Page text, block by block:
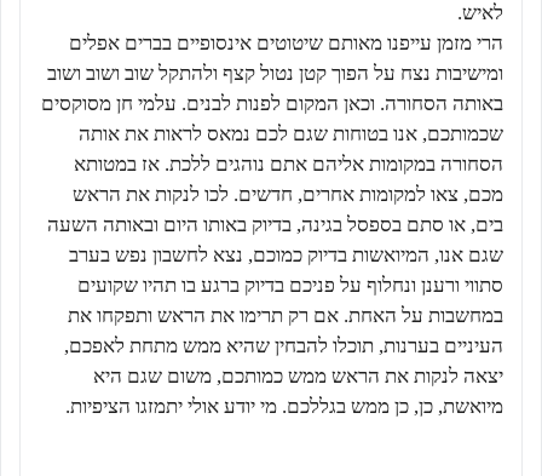
לאיש.
הרי מזמן עייפנו מאותם שיטוטים אינסופיים בברים אפלים
ומישיבות נצח על הפוך קטן נטול קצף ולהתקל שוב ושוב ושוב
באותה הסחורה. וכאן המקום לפנות לבנים. עלמי חן מסוקסים
שכמותכם, אנו בטוחות שגם לכם נמאס לראות את אותה
הסחורה במקומות אליהם אתם נוהגים ללכת. אז במטותא
מכם, צאו למקומות אחרים, חדשים. לכו לנקות את הראש
בים, או סתם בספסל בגינה, בדיוק באותו היום ובאותה השעה
שגם אנו, המיואשות בדיוק כמוכם, נצא לחשבון נפש בערב
סתווי ורענן ונחלוף על פניכם בדיוק ברגע בו תהיו שקועים
במחשבות על האחת. אם רק תרימו את הראש ותפקחו את
העיניים בערנות, תוכלו להבחין שהיא ממש מתחת לאפכם,
יצאה לנקות את הראש ממש כמותכם, משום שגם היא
מיואשת, כן, כן ממש בגללכם. מי יודע אולי יתמזגו הציפיות.